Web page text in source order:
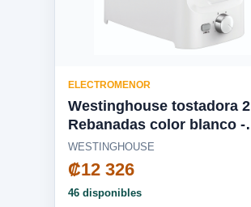
ELECTROMENOR
Westinghouse tostadora 2
Rebanadas color blanco -
WKTTSL10
WESTINGHOUSE
₡12 326
46 disponibles